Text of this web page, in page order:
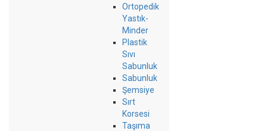
Ortopedik
Yastık-
Minder
Plastik
Sıvı
Sabunluk
Sabunluk
Şemsiye
Sırt
Korsesi
Taşıma